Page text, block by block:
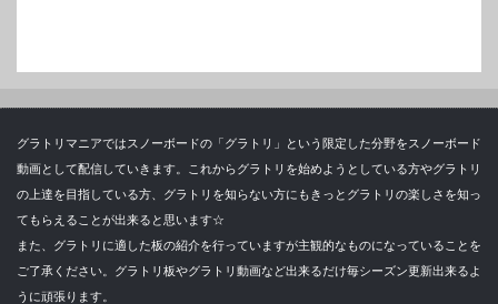
グラトリマニアではスノーボードの「グラトリ」という限定した分野をスノーボード
動画として配信していきます。これからグラトリを始めようとしている方やグラトリ
の上達を目指している方、グラトリを知らない方にもきっとグラトリの楽しさを知っ
てもらえることが出来ると思います☆
また、グラトリに適した板の紹介を行っていますが主観的なものになっていることを
ご了承ください。グラトリ板やグラトリ動画など出来るだけ毎シーズン更新出来るよ
うに頑張ります。